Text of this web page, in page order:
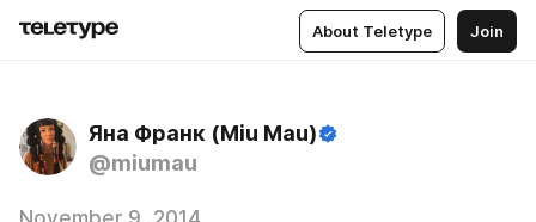
About Teletype Join
Яна Франк (Miu Mau)
@miumau